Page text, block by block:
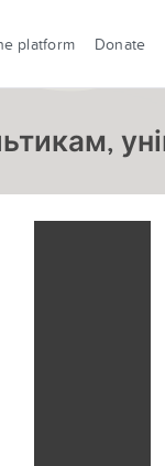
platform Donate